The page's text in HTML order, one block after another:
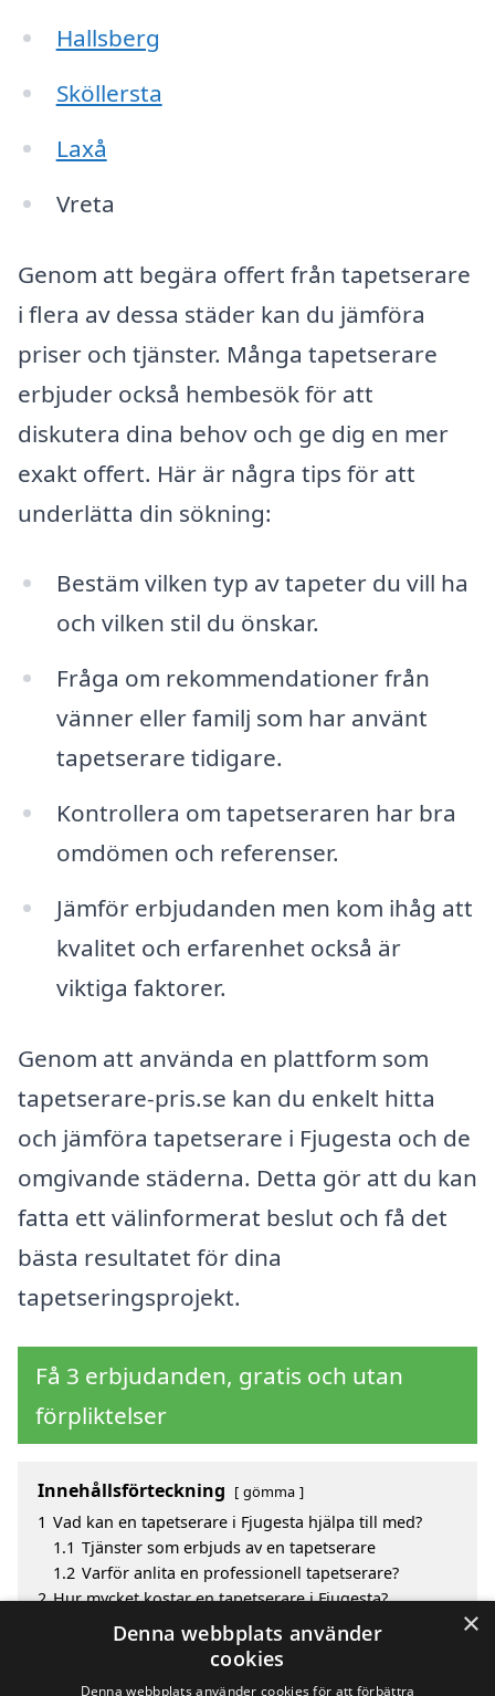
Hallsberg
Sköllersta
Laxå
Vreta
Genom att begära offert från tapetserare
i flera av dessa städer kan du jämföra
priser och tjänster. Många tapetserare
erbjuder också hembesök för att
diskutera dina behov och ge dig en mer
exakt offert. Här är några tips för att
underlätta din sökning:
Bestäm vilken typ av tapeter du vill ha
och vilken stil du önskar.
Fråga om rekommendationer från
vänner eller familj som har använt
tapetserare tidigare.
Kontrollera om tapetseraren har bra
omdömen och referenser.
Jämför erbjudanden men kom ihåg att
kvalitet och erfarenhet också är
viktiga faktorer.
Genom att använda en plattform som
tapetserare-pris.se kan du enkelt hitta
och jämföra tapetserare i Fjugesta och de
omgivande städerna. Detta gör att du kan
fatta ett välinformerat beslut och få det
bästa resultatet för dina
tapetseringsprojekt.
Få 3 erbjudanden, gratis och utan
förpliktelser
Innehållsförteckning gömma
1 Vad kan en tapetserare i Fjugesta hjälpa till med?
1.1 Tjänster som erbjuds av en tapetserare
1.2 Varför anlita en professionell tapetserare?
2 Hur mycket kostar en tapetserare i Fjugesta?
Fördelar med att välja tapetserare i Fjugesta?
Sök efter en skicklig tapetserare i de omgivande
×
Denna webbplats använder
cookies
Denna webbplats använder cookies för att förbättra